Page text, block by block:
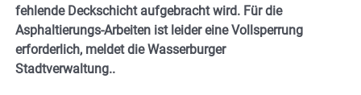
fehlende Deckschicht aufgebracht wird. Für die
Asphaltierungs-Arbeiten ist leider eine Vollsperrung
erforderlich, meldet die Wasserburger
Stadtverwaltung..